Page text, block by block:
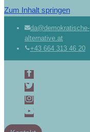
Zum Inhalt springen
da@demokratische-
alternative.at
+43 664 313 46 20